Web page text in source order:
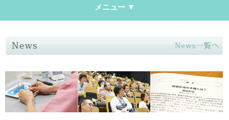
メニュー ▼